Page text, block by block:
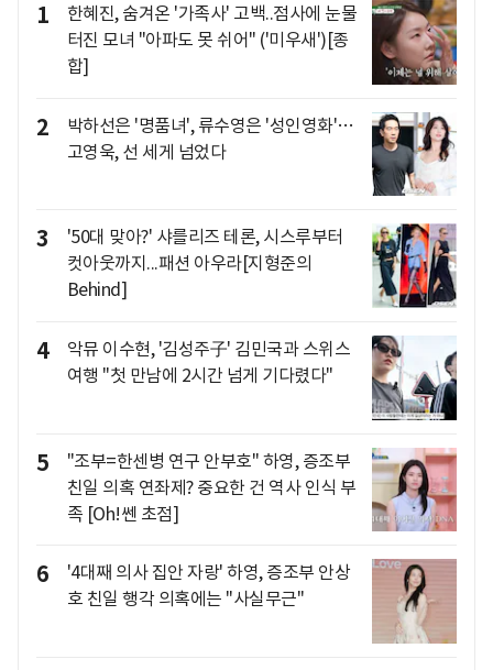
1
한혜진, 숨겨온 '가족사' 고백..점사에 눈물
터진 모녀 "아파도 못 쉬어" ('미우새')[종
합]
2
박하선은 '명품녀', 류수영은 '성인영화'…
고영욱, 선 세게 넘었다
3
'50대 맞아?' 샤를리즈 테론, 시스루부터
컷아웃까지...패션 아우라[지형준의
Behind]
4
악뮤 이수현, '김성주子' 김민국과 스위스
여행 "첫 만남에 2시간 넘게 기다렸다"
5
"조부=한센병 연구 안부호" 하영, 증조부
친일 의혹 연좌제? 중요한 건 역사 인식 부
족 [Oh!쎈 초점]
6
'4대째 의사 집안 자랑' 하영, 증조부 안상
호 친일 행각 의혹에는 "사실무근"